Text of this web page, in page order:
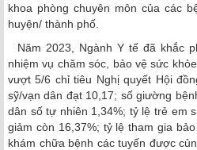
khoa phòng chuyên môn của các
huyện/ thành phố.
Năm 2023, Ngành Y tế đã khắc
nhiệm vụ chăm sóc, bảo vệ sức
vượt 5/6 chỉ tiêu Nghị quyết Hội
sỹ/vạn dân đạt 10,17; số giường
dân số tự nhiên 1,34%; tỷ lệ trẻ em
giảm còn 16,37%; tỷ lệ tham gia
khám chữa bệnh các tuyến được